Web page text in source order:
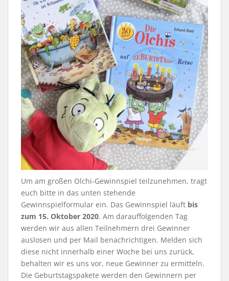
Um am großen Olchi-Gewinnspiel teilzunehmen, tragt
euch bitte in das unten stehende
Gewinnspielformular ein. Das Gewinnspiel läuft bis
zum 15. Oktober 2020. Am darauffolgenden Tag
werden wir aus allen Teilnehmern drei Gewinner
auslosen und per Mail benachrichtigen. Melden sich
diese nicht innerhalb einer Woche bei uns zurück,
behalten wir es uns vor, neue Gewinner zu ermitteln.
Die Geburtstagspakete werden den Gewinnern per